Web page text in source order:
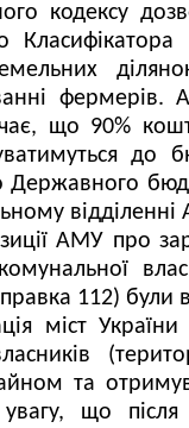
кодексу
що 90%
до
Державного
АМУ про
112) були
міст
та
увагу, що